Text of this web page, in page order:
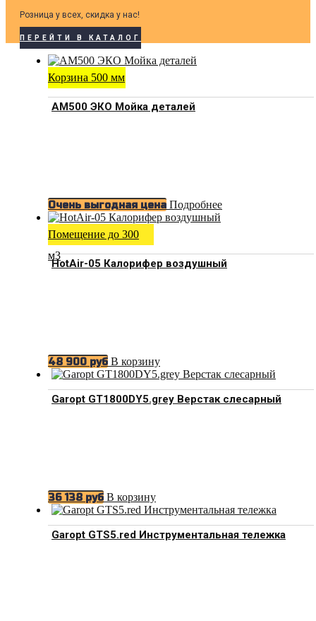
Розница у всех, скидка у нас!
ПЕРЕЙТИ В КАТАЛОГ
Корзина 500 мм
АМ500 ЭКО Мойка деталей
Очень выгодная цена Подробнее
Помещение до 300
м3
HotAir-05 Калорифер воздушный
48 900 руб В корзину
Garopt GT1800DY5.grey Верстак слесарный
36 138 руб В корзину
Garopt GTS5.red Инструментальная тележка